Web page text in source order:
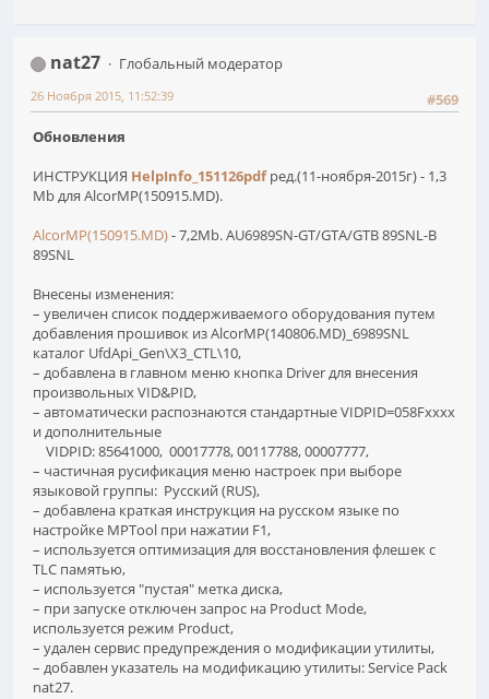
nat27
Глобальный модератор
#569
26 Ноября 2015, 11:52:39
Обновления
ИНСТРУКЦИЯ HelpInfo_151126pdfред.(11-ноября-2015г) - 1,3
Mb для AlcorMP(150915.MD).
AlcorMP(150915.MD)- 7,2Mb. AU6989SN-GT/GTA/GTB 89SNL-B
89SNL
Внесены изменения:
– увеличен список поддерживаемого оборудования путем
добавления прошивок из AlcorMP(140806.MD)_6989SNL
каталог UfdApi_Gen\X3_CTL\10,
– добавлена в главном меню кнопка Driver для внесения
произвольных VID&PID,
– автоматически распознаются стандартные VIDPID=058Fxxxx
и дополнительные
VIDPID: 85641000, 00017778, 00117788, 00007777,
– частичная русификация меню настроек при выборе
языковой группы: Русский (RUS),
– добавлена краткая инструкция на русском языке по
настройке MPTool при нажатии F1,
– используется оптимизация для восстановления флешек с
TLC памятью,
– используется "пустая" метка диска,
– при запуске отключен запрос на Product Mode,
используется режим Product,
– удален сервис предупреждения о модификации утилиты,
– добавлен указатель на модификацию утилиты: Service Pack
nat27.